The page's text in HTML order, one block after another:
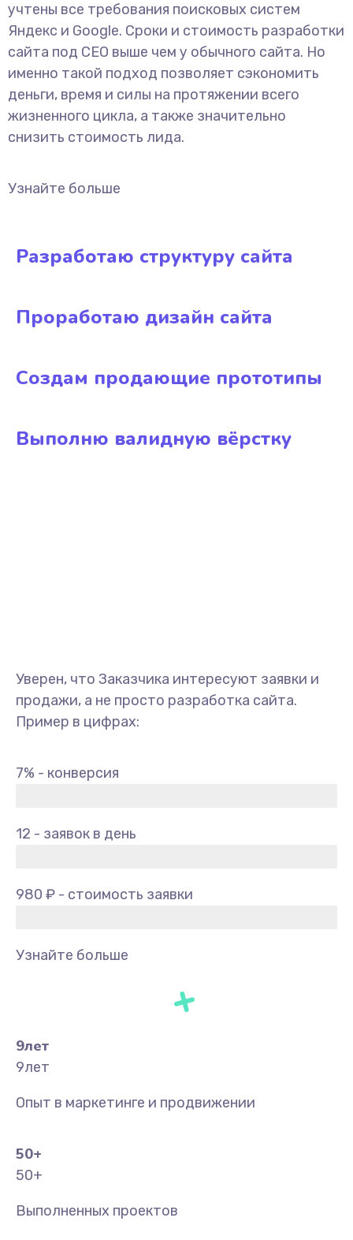
учтены все требования поисковых систем
Яндекс и Google. Сроки и стоимость разработки
сайта под СЕО выше чем у обычного сайта. Но
именно такой подход позволяет сэкономить
деньги, время и силы на протяжении всего
жизненного цикла, а также значительно
снизить стоимость лида.
Узнайте больше
Разработаю структуру сайта
Проработаю дизайн сайта
Создам продающие прототипы
Выполню валидную вёрстку
Уверен, что Заказчика интересуют заявки и
продажи, а не просто разработка сайта.
Пример в цифрах:
7% - конверсия
12 - заявок в день
980 ₽ - стоимость заявки
Узнайте больше
9лет
9лет
Опыт в маркетинге и продвижении
50+
50+
Выполненных проектов